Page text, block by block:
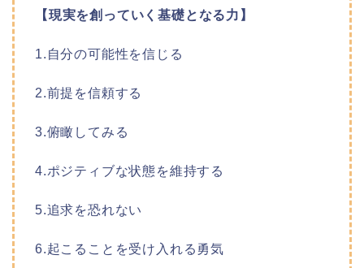
【現実を創っていく基礎となる力】
1.自分の可能性を信じる
2.前提を信頼する
3.俯瞰してみる
4.ポジティブな状態を維持する
5.追求を恐れない
6.起こることを受け入れる勇気